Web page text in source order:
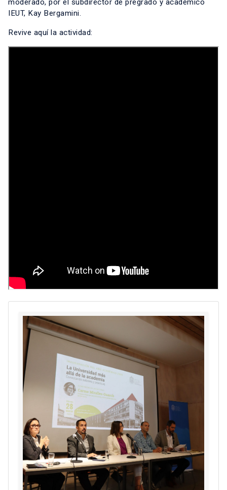
moderado, por el subdirector de pregrado y académico
IEUT, Kay Bergamini.
Revive aquí la actividad: